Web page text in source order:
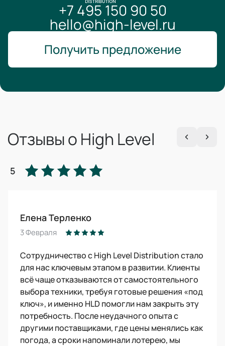
+7 495 150 90 50
hello@high-level.ru
Получить предложение
Отзывы о High Level
5
Елена Терленко
3 Февраля
Сотрудничество с High Level Distribution стало
для нас ключевым этапом в развитии. Клиенты
всё чаще отказываются от самостоятельного
выбора техники, требуя готовые решения «под
ключ», и именно HLD помогли нам закрыть эту
потребность. После неудачного опыта с
другими поставщиками, где цены менялись как
погода, а сроки напоминали лотерею, мы